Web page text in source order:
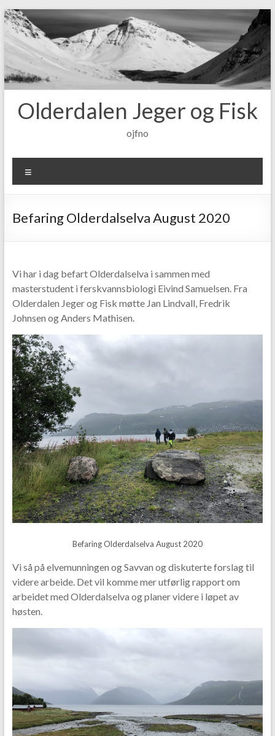
Skip
to
content
Olderdalen Jeger og Fisk
ojfno
Befaring Olderdalselva August 2020
Vi har i dag befart Olderdalselva i sammen med
masterstudent i ferskvannsbiologi Eivind Samuelsen. Fra
Olderdalen Jeger og Fisk møtte Jan Lindvall, Fredrik
Johnsen og Anders Mathisen.
Befaring Olderdalselva August 2020
Vi så på elvemunningen og Savvan og diskuterte forslag til
videre arbeide. Det vil komme mer utførlig rapport om
arbeidet med Olderdalselva og planer videre i løpet av
høsten.